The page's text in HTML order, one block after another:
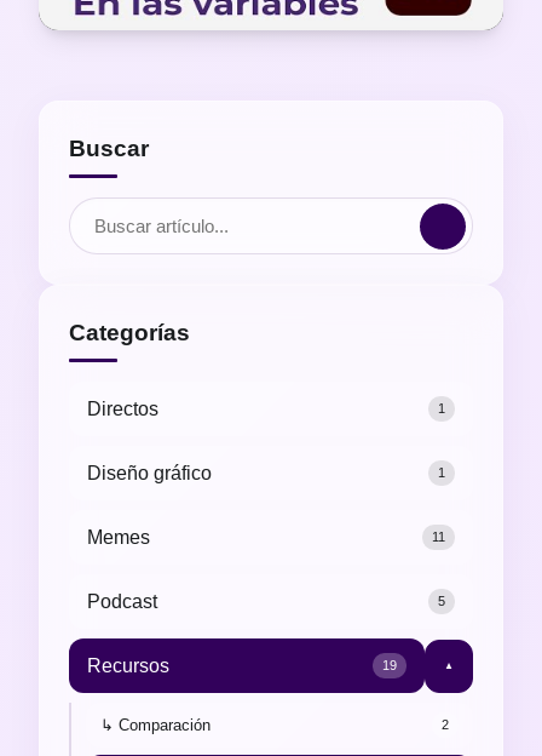
Buscar
Categorías
Directos 1
Diseño gráfico 1
Memes 11
Podcast 5
Recursos 19 ▼
↳ Comparación 2